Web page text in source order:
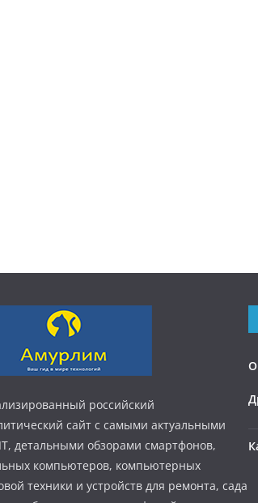
российский
сайт с самыми актуальными
детальными обзорами смартфонов,
компьютеров, компьютерных
техники и устройств для ремонта, сада
О